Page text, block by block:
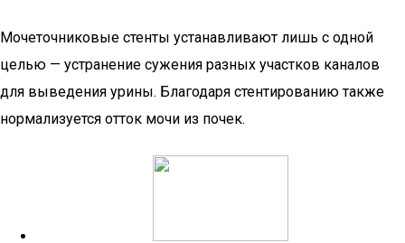
Мочеточниковые стенты устанавливают лишь с одной
целью — устранение сужения разных участков каналов
для выведения урины. Благодаря стентированию также
нормализуется отток мочи из почек.